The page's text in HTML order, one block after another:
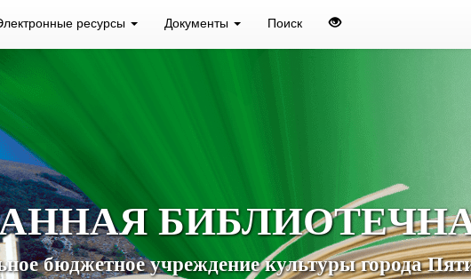
ресурсы Документы Поиск
бюджетное учреждение культуры города